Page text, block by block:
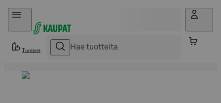
Hyppää sisältöön
Tuotteet